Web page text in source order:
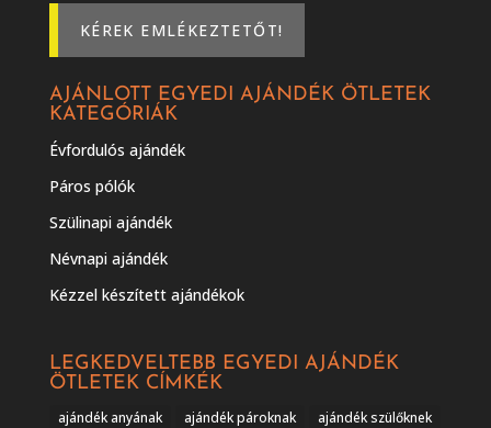
KÉREK EMLÉKEZTETŐT!
AJÁNLOTT EGYEDI AJÁNDÉK ÖTLETEK
KATEGÓRIÁK
Évfordulós ajándék
Páros pólók
Szülinapi ajándék
Névnapi ajándék
Kézzel készített ajándékok
LEGKEDVELTEBB EGYEDI AJÁNDÉK
ÖTLETEK CÍMKÉK
ajándék anyának ajándék pároknak
ajándék szülőknek